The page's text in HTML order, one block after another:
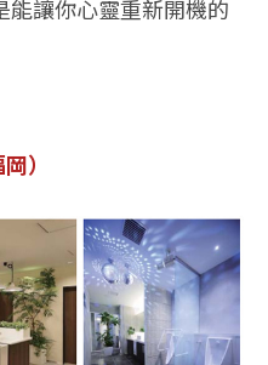
能讓你心靈重新開機的
）